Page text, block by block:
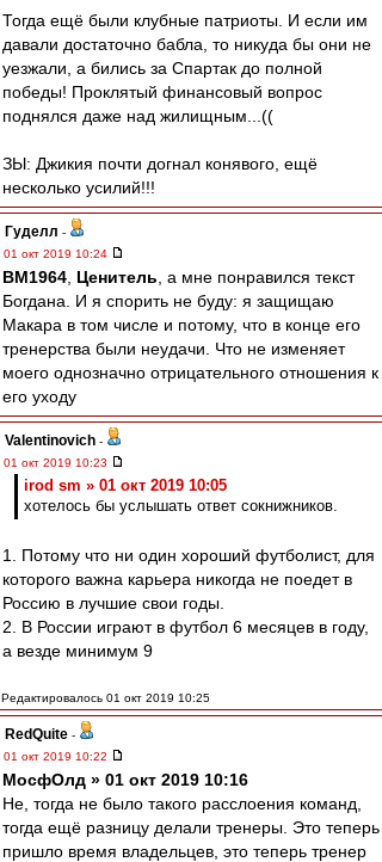
Тогда ещё были клубные патриоты. И если им
давали достаточно бабла, то никуда бы они не
уезжали, а бились за Спартак до полной
победы! Проклятый финансовый вопрос
поднялся даже над жилищным...((
ЗЫ: Джикия почти догнал конявого, ещё
несколько усилий!!!
Гуделл -
01 окт 2019 10:24
BM1964 Ценитель , а мне понравился текст
Богдана. И я спорить не буду: я защищаю
Макара в том числе и потому, что в конце его
тренерства были неудачи. Что не изменяет
моего однозначно отрицательного отношения к
его уходу
Valentinovich -
01 окт 2019 10:23
irod sm » 01 окт 2019 10:05
хотелось бы услышать ответ сокнижников.
1. Потому что ни один хороший футболист, для
которого важна карьера никогда не поедет в
Россию в лучшие свои годы.
2. В России играют в футбол 6 месяцев в году,
а везде минимум 9
Редактировалось 01 окт 2019 10:25
RedQuite -
01 окт 2019 10:22
МосфОлд » 01 окт 2019 10:16
Не, тогда не было такого расслоения команд,
тогда ещё разницу делали тренеры. Это теперь
пришло время владельцев, это теперь тренер